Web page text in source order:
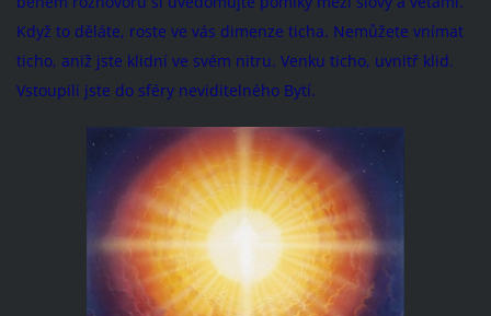
Když to děláte, roste ve vás dimenze ticha. Nemůžete vnímat
ticho, aniž jste klidní ve svém nitru. Venku ticho, uvnitř klid.
Vstoupili jste do sféry neviditelného Bytí.